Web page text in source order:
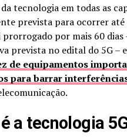
tecnologia em todas as
prevista para ocorrer até
por mais 60 dias
prevista no edital do 5G –
de equipamentos
para barrar
a tecnologia